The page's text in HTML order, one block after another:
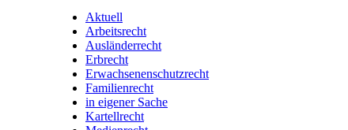
Aktuell
Arbeitsrecht
Ausländerrecht
Erbrecht
Erwachsenenschutzrecht
Familienrecht
in eigener Sache
Kartellrecht